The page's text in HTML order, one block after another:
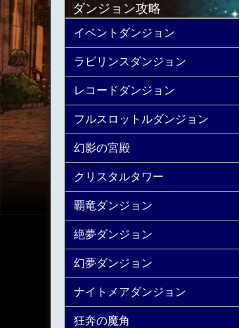
ダンジョン攻略
イベントダンジョン
ラビリンスダンジョン
レコードダンジョン
フルスロットルダンジョン
幻影の宮殿
クリスタルタワー
覇竜ダンジョン
絶夢ダンジョン
幻夢ダンジョン
ナイトメアダンジョン
狂奔の魔角